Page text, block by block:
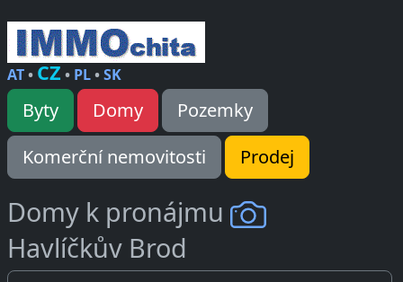
AT• CZ • PL•SK
Byty Domy
Pozemky
Komerční nemovitosti
Prodej
Domy k pronájmu
Havlíčkův Brod